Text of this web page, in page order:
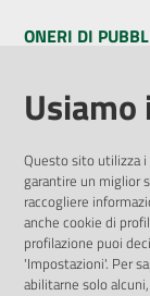
ONERI DI
Pubblicità legale
Privacy Policy
Attuazione
Liste di Attesa
ENTI, IMPRESE
Usiamo
Questo sito utilizza
garantire un miglior
raccogliere
anche cookie di
profilazione puoi
'Impostazioni'. Per
abilitarne solo